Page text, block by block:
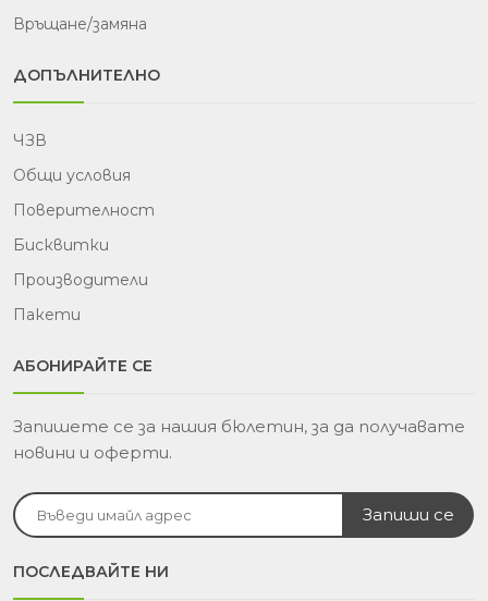
Връщане/замяна
ДОПЪЛНИТЕЛНО
ЧЗВ
Общи условия
Поверителност
Бисквитки
Производители
Пакети
АБОНИРАЙТЕ СЕ
Запишете се за нашия бюлетин, за да получавате
новини и оферти.
ПОСЛЕДВАЙТЕ НИ